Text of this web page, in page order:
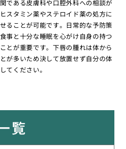
である皮膚科や口腔外科への相談が
スタミン薬やステロイド薬の処方に
ることが可能です。日常的な予防策
事と十分な睡眠を心がけ自身の持つ
とが重要です。下唇の腫れは体から
が多いため決して放置せず自分の体
てください。
覧